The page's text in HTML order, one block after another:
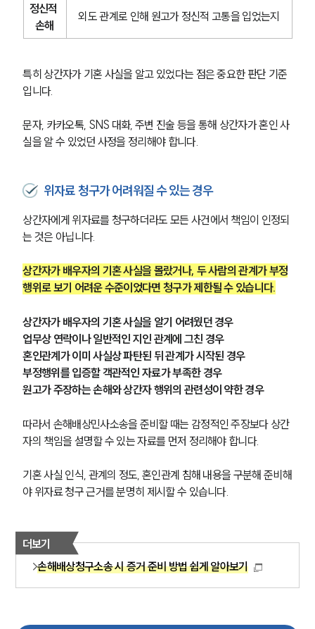
정신적
손해
외도 관계로 인해 원고가 정신적 고통을 입었는지
특히 상간자가 기혼 사실을 알고 있었다는 점은 중요한 판단 기준
입니다.
문자, 카카오톡, SNS 대화, 주변 진술 등을 통해 상간자가 혼인 사
실을 알 수 있었던 사정을 정리해야 합니다.
위자료 청구가 어려워질 수 있는 경우
상간자에게 위자료를 청구하더라도 모든 사건에서 책임이 인정되
는 것은 아닙니다.
상간자가 배우자의 기혼 사실을 몰랐거나, 두 사람의 관계가 부정
행위로 보기 어려운 수준이었다면 청구가 제한될 수 있습니다.
상간자가 배우자의 기혼 사실을 알기 어려웠던 경우
업무상 연락이나 일반적인 지인 관계에 그친 경우
혼인관계가 이미 사실상 파탄된 뒤 관계가 시작된 경우
부정행위를 입증할 객관적인 자료가 부족한 경우
원고가 주장하는 손해와 상간자 행위의 관련성이 약한 경우
따라서 손해배상민사소송을 준비할 때는 감정적인 주장보다 상간
자의 책임을 설명할 수 있는 자료를 먼저 정리해야 합니다.
기혼 사실 인식, 관계의 정도, 혼인관계 침해 내용을 구분해 준비해
야 위자료 청구 근거를 분명히 제시할 수 있습니다.
더보기
손해배상청구소송 시 증거 준비 방법 쉽게 알아보기